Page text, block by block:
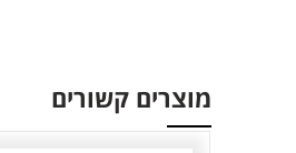
מוצרים קשורים